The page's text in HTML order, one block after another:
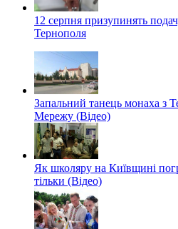
12 серпня призупинять
Тернополя
Запальний танець монаха з
Мережу (Відео)
Як школяру на Київщині
тільки (Відео)